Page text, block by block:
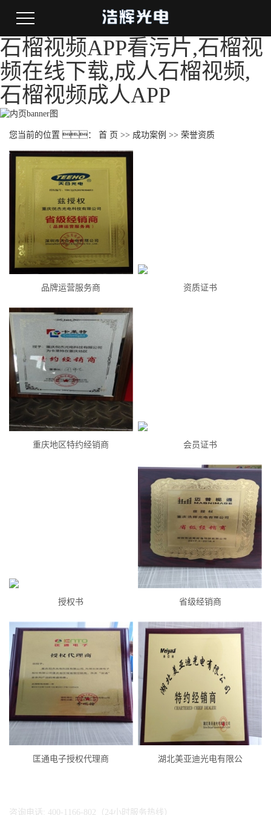
石榴视频APP看污片,石榴视
频在线下载,成人石榴视频,
石榴视频成人APP
您当前的位置 ： 首 页 >> 成功案例 >> 荣誉资质
品牌运营服务商 资质证书
重庆地区特约经销商 会员证书
​授权书 省级经销商
匡通电子授权代理商 湖北美亚迪光电有限公
咨询电话: 400-1166-802（24小时服务热线）